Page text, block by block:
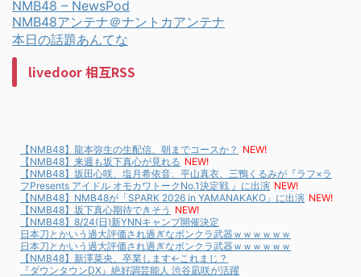
NMB48 – NewsPod
NMB48アンテナ＠ナントカアンテナ
本日の話題あんてな
livedoor 相互RSS
【NMB48】龍本弥生の生配信、朝までコースか？ NEW!
【NMB48】来週も坂下真心が見れる NEW!
【NMB48】坂田心咲、塩月希依音、平山真衣、三鴨くるみが『ラフ×ラ
フPresents アイドル オモカワトークNo.1決定戦 』に出演 NEW!
【NMB48】NMB48が「SPARK 2026 in YAMANAKAKO」に出演 NEW!
【NMB48】坂下真心期待できそう NEW!
【NMB48】8/24(日)新YNNキャンプ開催決定
日本刀とかいう過大評価され過ぎなボンクラ武器ｗｗｗｗｗｗ
日本刀とかいう過大評価され過ぎなボンクラ武器ｗｗｗｗｗｗ
【NMB48】新澤菜央、卒業します←これまじ？
『ダウンタウンDX』絶好調芸能人 渋谷凪咲が活躍